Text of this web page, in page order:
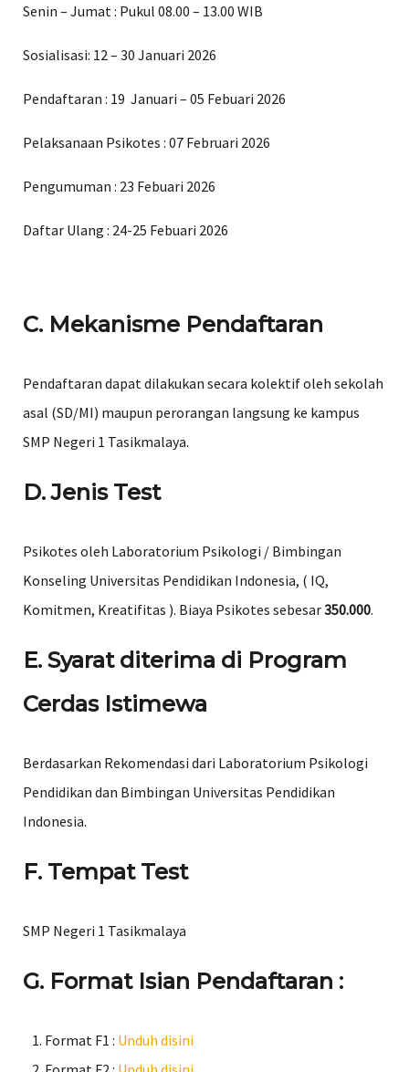
Senin – Jumat : Pukul 08.00 – 13.00 WIB
Sosialisasi: 12 – 30 Januari 2026
Pendaftaran : 19 Januari – 05 Febuari 2026
Pelaksanaan Psikotes : 07 Februari 2026
Pengumuman : 23 Febuari 2026
Daftar Ulang : 24-25 Febuari 2026
C. Mekanisme Pendaftaran
Pendaftaran dapat dilakukan secara kolektif oleh sekolah
asal (SD/MI) maupun perorangan langsung ke kampus
SMP Negeri 1 Tasikmalaya.
D. Jenis Test
Psikotes oleh Laboratorium Psikologi / Bimbingan
Konseling Universitas Pendidikan Indonesia, ( IQ,
Komitmen, Kreatifitas ). Biaya Psikotes sebesar350.000.
E. Syarat diterima di Program
Cerdas Istimewa
Berdasarkan Rekomendasi dari Laboratorium Psikologi
Pendidikan dan Bimbingan Universitas Pendidikan
Indonesia.
F. Tempat Test
SMP Negeri 1 Tasikmalaya
G. Format Isian Pendaftaran :
Format F1 : Unduh disini